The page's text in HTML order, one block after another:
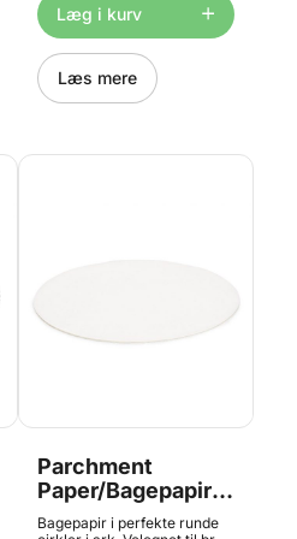
opvaskemaskinen.
230°C Håndvask anbefales
Læg i kurv
Læs mere
Parchment
Paper/Bagepapir
Ø23cm - 20 stk.,
Bagepapir i perfekte runde